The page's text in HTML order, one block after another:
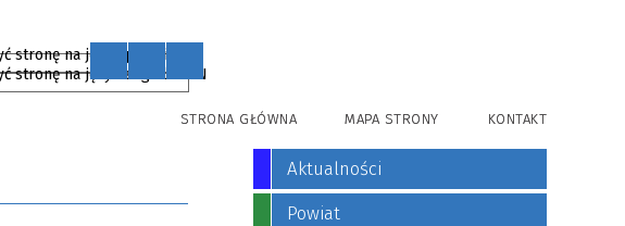
EN
STRONA GŁÓWNA MAPA STRONY KONTAKT
Aktualności
Powiat